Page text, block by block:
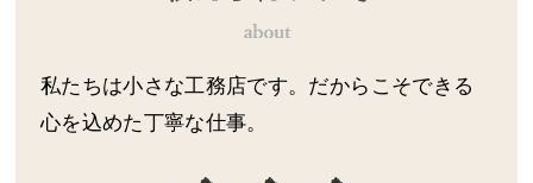
私たちは小さな工務店です。だからこそできる
心を込めた丁寧な仕事。